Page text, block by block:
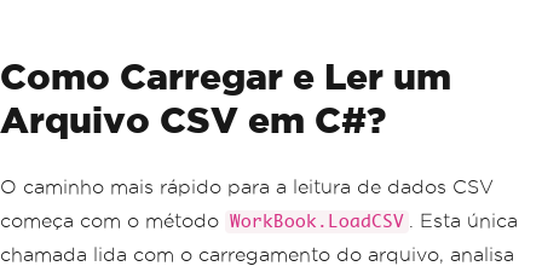
Como Carregar e Ler um
Arquivo CSV em C#?
O caminho mais rápido para a leitura de dados CSV
começa com o método WorkBook.LoadCSV
. Esta única
chamada lida com o carregamento do arquivo, analisa